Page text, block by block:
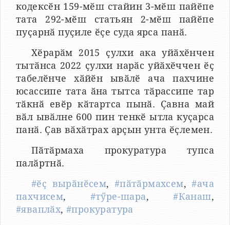
кодексӗн 159-мӗш стайин 3-мӗш пайӗпе
тата 292-мӗш статьян 2-мӗш пайӗпе
пуҫарнӑ пуҫиле ӗҫе суда ярса панӑ.
Хӗрарӑм 2015 ҫулхи ака уйӑхӗнчен
тытӑнса 2022 ҫулхи нарӑс уйӑхӗччен ӗҫ
табелӗнче хӑйӗн ывӑлӗ ача пахчине
юсассипе тата ӑна тытса тӑрассипе тар
тӑкнӑ евӗр кӑтартса пынӑ. Ҫавна май
вӑл ывӑлне 600 пин тенкӗ ытла куҫарса
панӑ. Ҫав вӑхӑтрах арҫын унта ӗҫлемен.
Пӑтӑрмаха прокуратура тупса
палӑртнӑ.
#ӗҫ вырӑнӗсем, #пӑтӑрмахсем,#ача
пахчисем, #тӳре-шара,#Канаш,
#яваплӑх,#прокуратура